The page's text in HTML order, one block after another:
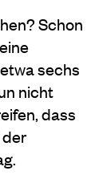
Schon
sechs
nicht
dass